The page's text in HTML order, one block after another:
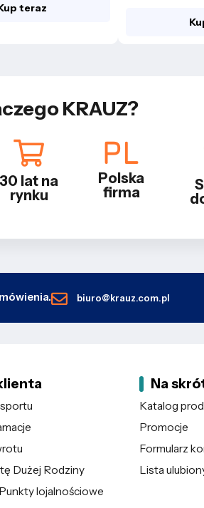
teraz
KRAUZ?
30 lat na
rynku
Polska
firma
biuro@krauz.com.pl
Dużej Rodziny
lojalnościowe
Na
Katalog
Promocje
Formularz
Lista